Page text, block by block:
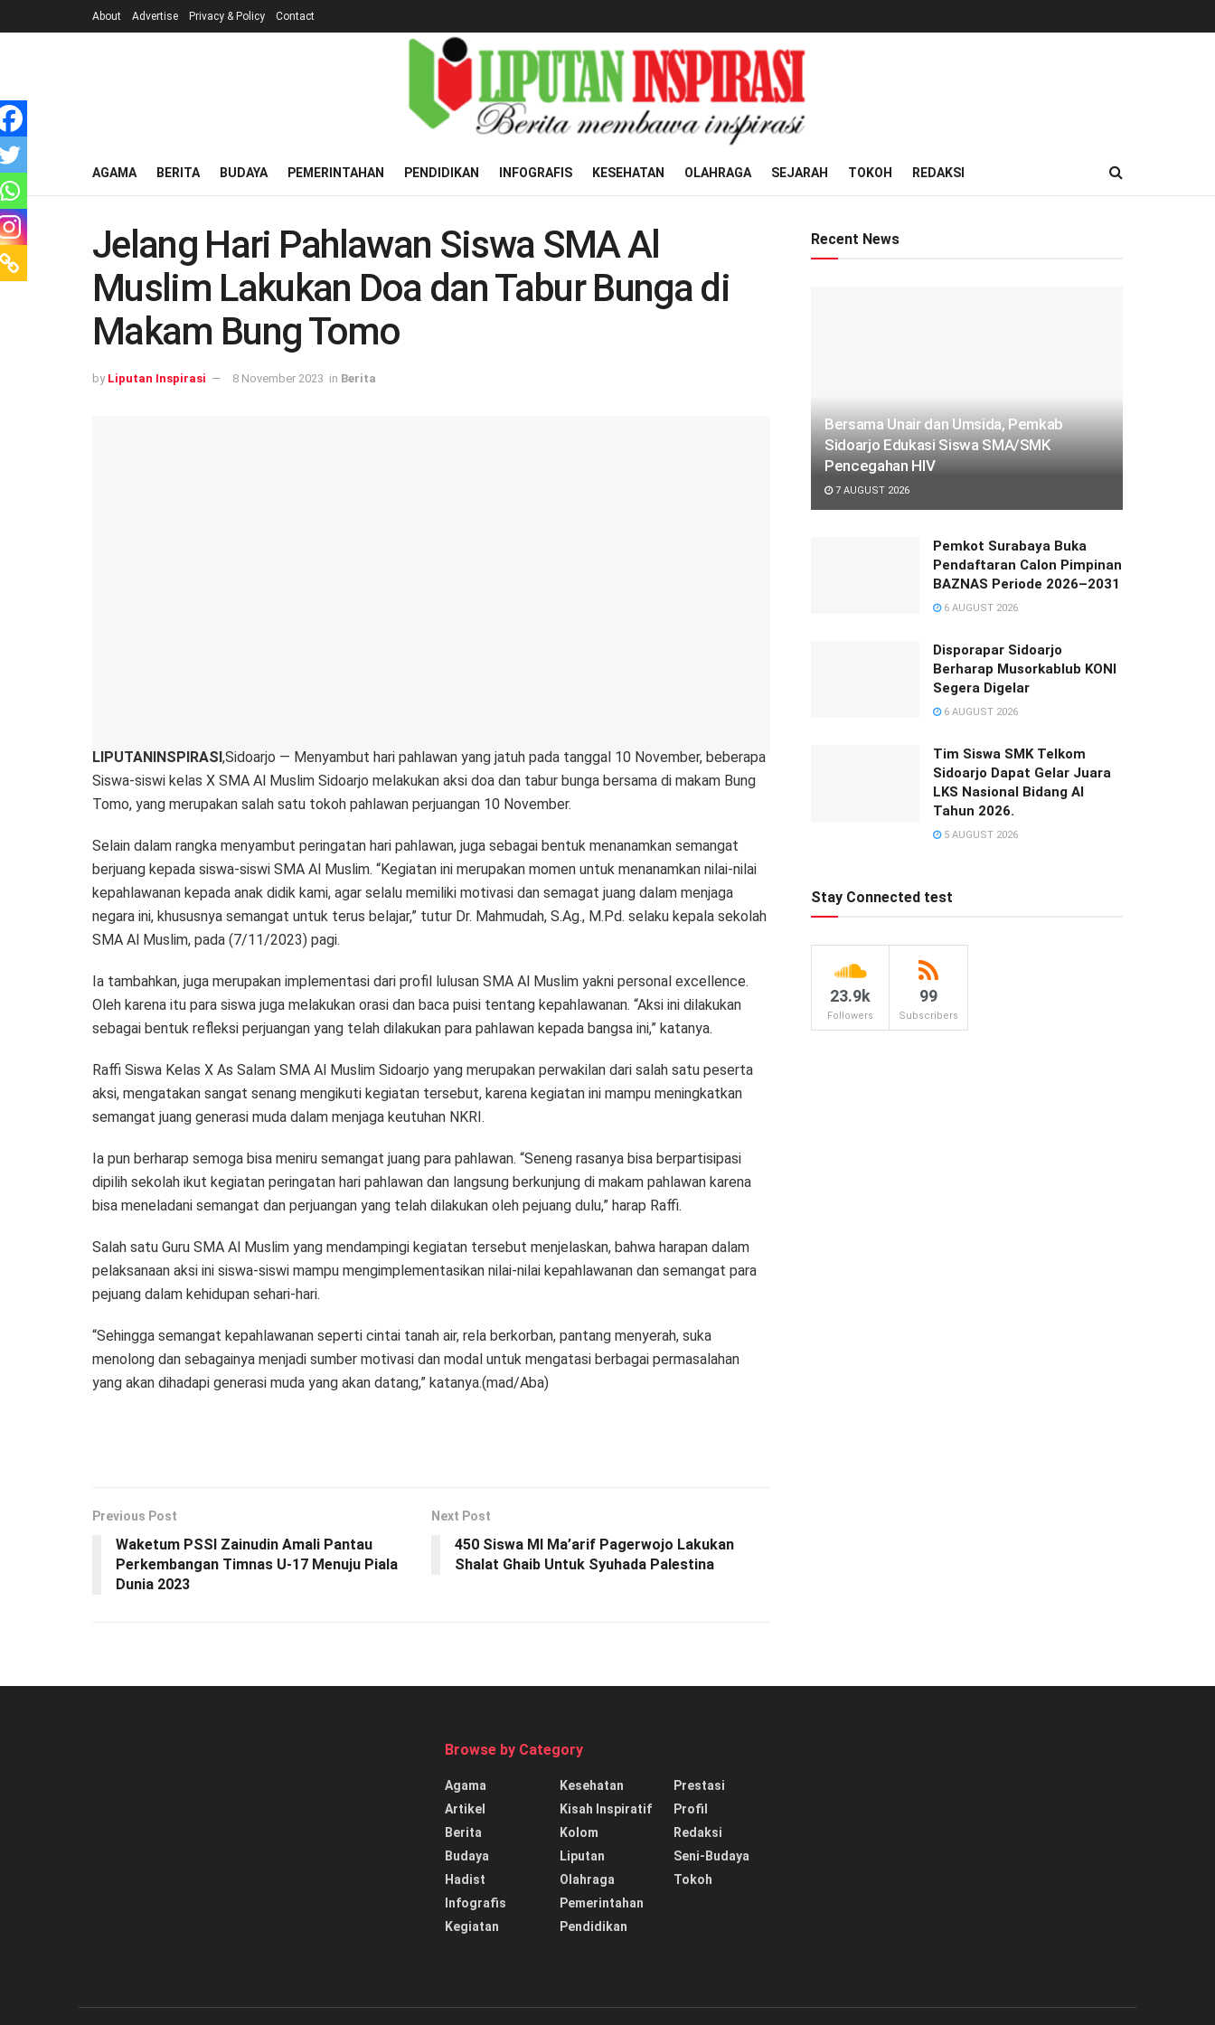
About Advertise Privacy & Policy Contact
AGAMA BERITA BUDAYA PEMERINTAHAN PENDIDIKAN INFOGRAFIS KESEHATAN OLAHRAGA SEJARAH TOKOH REDAKSI
Jelang Hari Pahlawan Siswa SMA Al
Muslim Lakukan Doa dan Tabur Bunga di
Makam Bung Tomo
by Liputan Inspirasi 8 November 2023 in Berita
LIPUTANINSPIRASI,Sidoarjo — Menyambut hari pahlawan yang jatuh pada tanggal 10 November, beberapa
Siswa-siswi kelas X SMA Al Muslim Sidoarjo melakukan aksi doa dan tabur bunga bersama di makam Bung
Tomo, yang merupakan salah satu tokoh pahlawan perjuangan 10 November.
Selain dalam rangka menyambut peringatan hari pahlawan, juga sebagai bentuk menanamkan semangat
berjuang kepada siswa-siswi SMA Al Muslim. “Kegiatan ini merupakan momen untuk menanamkan nilai-nilai
kepahlawanan kepada anak didik kami, agar selalu memiliki motivasi dan semagat juang dalam menjaga
negara ini, khususnya semangat untuk terus belajar,” tutur Dr. Mahmudah, S.Ag., M.Pd. selaku kepala sekolah
SMA Al Muslim, pada (7/11/2023) pagi.
Ia tambahkan, juga merupakan implementasi dari profil lulusan SMA Al Muslim yakni personal excellence.
Oleh karena itu para siswa juga melakukan orasi dan baca puisi tentang kepahlawanan. “Aksi ini dilakukan
sebagai bentuk refleksi perjuangan yang telah dilakukan para pahlawan kepada bangsa ini,” katanya.
Raffi Siswa Kelas X As Salam SMA Al Muslim Sidoarjo yang merupakan perwakilan dari salah satu peserta
aksi, mengatakan sangat senang mengikuti kegiatan tersebut, karena kegiatan ini mampu meningkatkan
semangat juang generasi muda dalam menjaga keutuhan NKRI.
Ia pun berharap semoga bisa meniru semangat juang para pahlawan. “Seneng rasanya bisa berpartisipasi
dipilih sekolah ikut kegiatan peringatan hari pahlawan dan langsung berkunjung di makam pahlawan karena
bisa meneladani semangat dan perjuangan yang telah dilakukan oleh pejuang dulu,” harap Raffi.
Salah satu Guru SMA Al Muslim yang mendampingi kegiatan tersebut menjelaskan, bahwa harapan dalam
pelaksanaan aksi ini siswa-siswi mampu mengimplementasikan nilai-nilai kepahlawanan dan semangat para
pejuang dalam kehidupan sehari-hari.
“Sehingga semangat kepahlawanan seperti cintai tanah air, rela berkorban, pantang menyerah, suka
menolong dan sebagainya menjadi sumber motivasi dan modal untuk mengatasi berbagai permasalahan
yang akan dihadapi generasi muda yang akan datang,” katanya.(mad/Aba)
Previous Post
Waketum PSSI Zainudin Amali Pantau
Perkembangan Timnas U-17 Menuju Piala
Dunia 2023
Next Post
450 Siswa MI Ma’arif Pagerwojo Lakukan
Shalat Ghaib Untuk Syuhada Palestina
Recent News
Bersama Unair dan Umsida, Pemkab
Sidoarjo Edukasi Siswa SMA/SMK
Pencegahan HIV
7 AUGUST 2026
Pemkot Surabaya Buka
Pendaftaran Calon Pimpinan
BAZNAS Periode 2026–2031
6 AUGUST 2026
Disporapar Sidoarjo
Berharap Musorkablub KONI
Segera Digelar
6 AUGUST 2026
Tim Siswa SMK Telkom
Sidoarjo Dapat Gelar Juara
LKS Nasional Bidang AI
Tahun 2026.
5 AUGUST 2026
Stay Connected test
23.9k
Followers
99
Subscribers
Browse by Category
Agama
Artikel
Berita
Budaya
Hadist
Infografis
Kegiatan
Kesehatan
Kisah Inspiratif
Kolom
Liputan
Olahraga
Pemerintahan
Pendidikan
Prestasi
Profil
Redaksi
Seni-Budaya
Tokoh